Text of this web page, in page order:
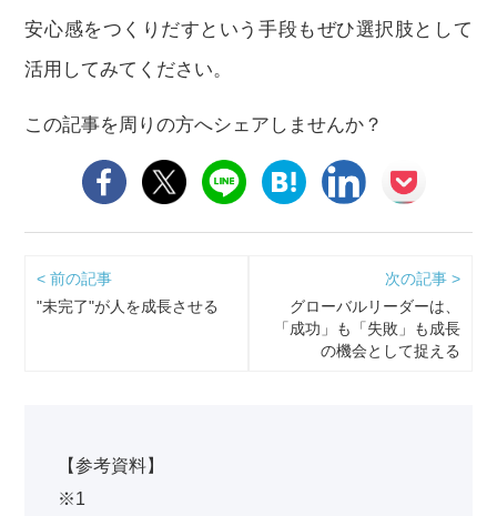
安心感をつくりだすという手段もぜひ選択肢として
活用してみてください。
この記事を周りの方へシェアしませんか？
< 前の記事
"未完了"が人を成長させる
次の記事 >
グローバルリーダーは、
「成功」も「失敗」も成長
の機会として捉える
【参考資料】
※1